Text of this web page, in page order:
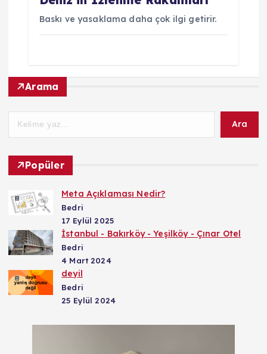
Baskı ve yasaklama daha çok ilgi getirir.
Arama
Ara
Popüler
Meta Açıklaması Nedir?
Bedri
17 Eylül 2025
İstanbul - Bakırköy - Yeşilköy - Çınar Otel
Bedri
4 Mart 2024
deyil
Bedri
25 Eylül 2024